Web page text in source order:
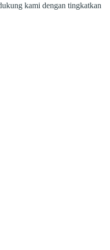
kami dengan tingkatkan